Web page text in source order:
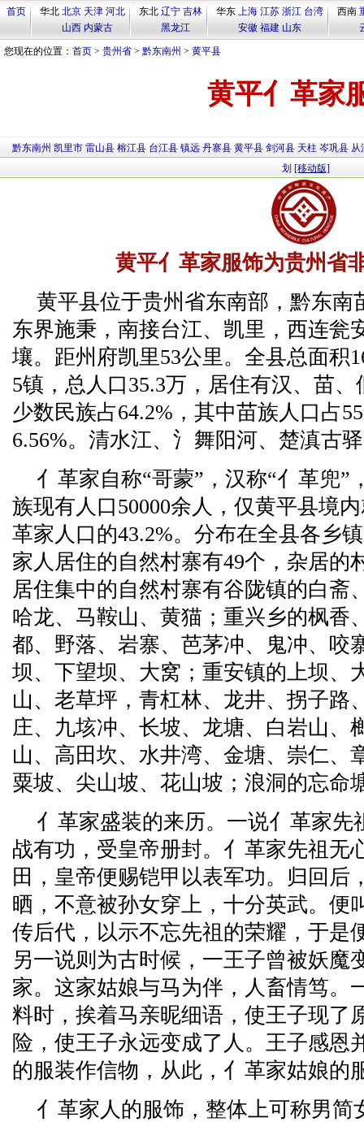
首页 华北 北京 天津 河北
山西 内蒙古
东北 辽宁 吉林
黑龙江
华东 上海 江苏 浙江 台湾
安徽 福建 山东
西南
您现在的位置： 首页 > 贵州省 > 黔东南州 > 黄平县
黄平亻革家
黔东南州 凯里市 雷山县 榕江县 台江县 镇远 丹寨县 黄平县 剑河县 天柱 岑巩县 从
划 [移动版]
黄平亻革家服饰为贵州省
黄平县位于贵州省东南部，黔东南
东界施秉，南接台江、凯里，西连瓮
壤。距州府凯里53公里。全县总面积
5镇，总人口35.3万，居住有汉、苗
少数民族占64.2%，其中苗族人口占
6.56%。清水江、氵舞阳河、楚滇古
亻革家自称“哥蒙”，汉称“亻革兜”
族现有人口50000余人，仅黄平县境
革家人口的43.2%。分布在全县各乡
家人居住的自然村寨有49个，杂居的
居住集中的自然村寨有谷陇镇的白斋
哈龙、马鞍山、黄猫；重兴乡的枫香
都、野落、岩寨、芭茅冲、鬼冲、咬
坝、下望坝、大窝；重安镇的上坝、
山、老草坪，青杠林、龙井、拐子路
庄、九垓冲、长坡、龙塘、白岩山、
山、高田坎、水井湾、金塘、崇仁、
粟坡、尖山坡、花山坡；浪洞的忘命
亻革家盛装的来历。一说亻革家先
战有功，受皇帝册封。亻革家先祖无
田，皇帝便赐铠甲以表军功。归回后
晒，不意被孙女穿上，十分英武。便
传后代，以示不忘先祖的荣耀，于是
另一说则为古时候，一王子曾被妖魔
家。这家姑娘与马为伴，人畜情笃。
料时，挨着马亲昵细语，使王子现了
险，使王子永远变成了人。王子感恩
的服装作信物，从此，亻革家姑娘的
亻革家人的服饰，整体上可称男简